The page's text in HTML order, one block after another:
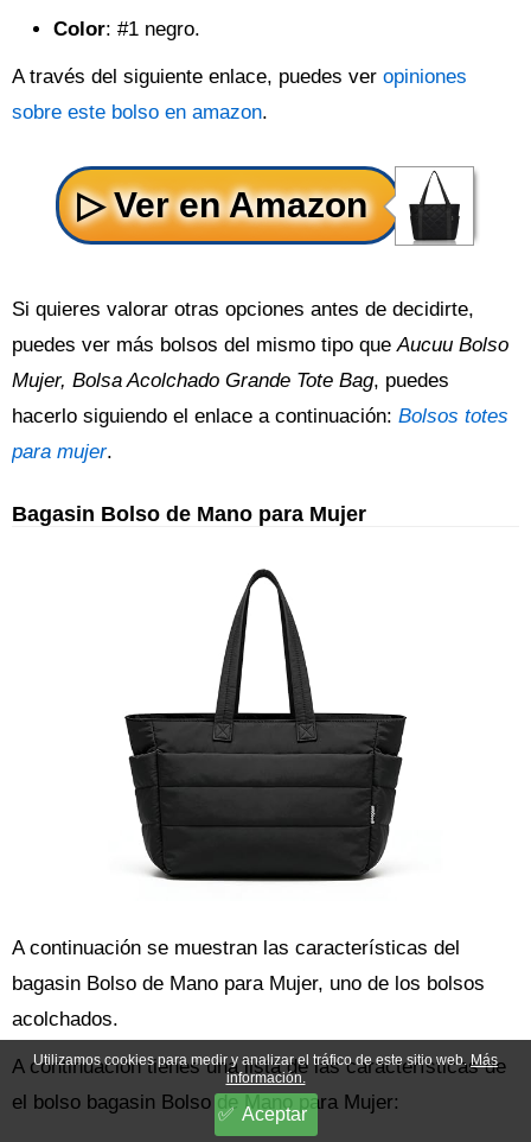
Color: #1 negro.
A través del siguiente enlace, puedes ver opiniones
sobre este bolso en amazon.
Si quieres valorar otras opciones antes de decidirte,
puedes ver más bolsos del mismo tipo queAucuu Bolso
Mujer, Bolsa Acolchado Grande Tote Bag, puedes
hacerlo siguiendo el enlace a continuación: Bolsos totes
para mujer.
Bagasin Bolso de Mano para Mujer
A continuación se muestran las características del
bagasin Bolso de Mano para Mujer, uno de los bolsos
acolchados.
A continuación tienes una lista de las características de
el bolso bagasin Bolso de Mano para Mujer:
Utilizamos cookies para medir y analizar el tráfico de este sitio web.Más
información.
Aceptar